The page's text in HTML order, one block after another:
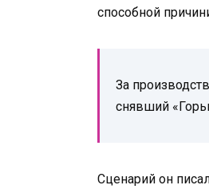
способной
За
снявший
Сценарий он